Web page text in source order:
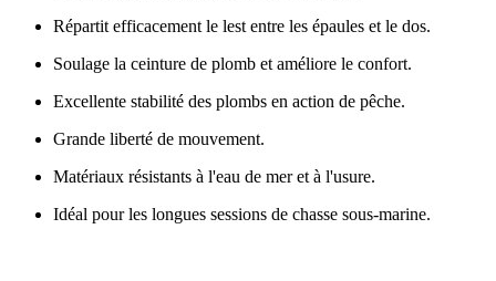
Répartit efficacement le lest entre les épaules et le dos.
Soulage la ceinture de plomb et améliore le confort.
Excellente stabilité des plombs en action de pêche.
Grande liberté de mouvement.
Matériaux résistants à l'eau de mer et à l'usure.
Idéal pour les longues sessions de chasse sous-marine.